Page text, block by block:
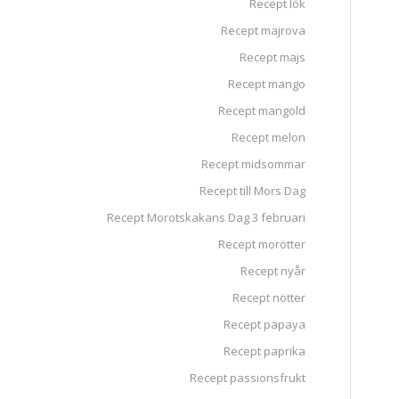
Recept lök
Recept majrova
Recept majs
Recept mango
Recept mangold
Recept melon
Recept midsommar
Recept till Mors Dag
Recept Morotskakans Dag 3 februari
Recept morötter
Recept nyår
Recept nötter
Recept papaya
Recept paprika
Recept passionsfrukt